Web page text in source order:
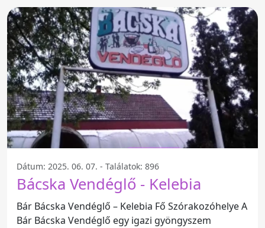
Dátum: 2025. 06. 07. - Találatok: 896
Bácska Vendéglő - Kelebia
Bár Bácska Vendéglő – Kelebia Fő Szórakozóhelye A
Bár Bácska Vendéglő egy igazi gyöngyszem